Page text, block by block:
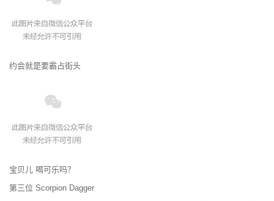
约会就是要霸占街头
宝贝儿 喝可乐吗？
第三位 Scorpion Dagger